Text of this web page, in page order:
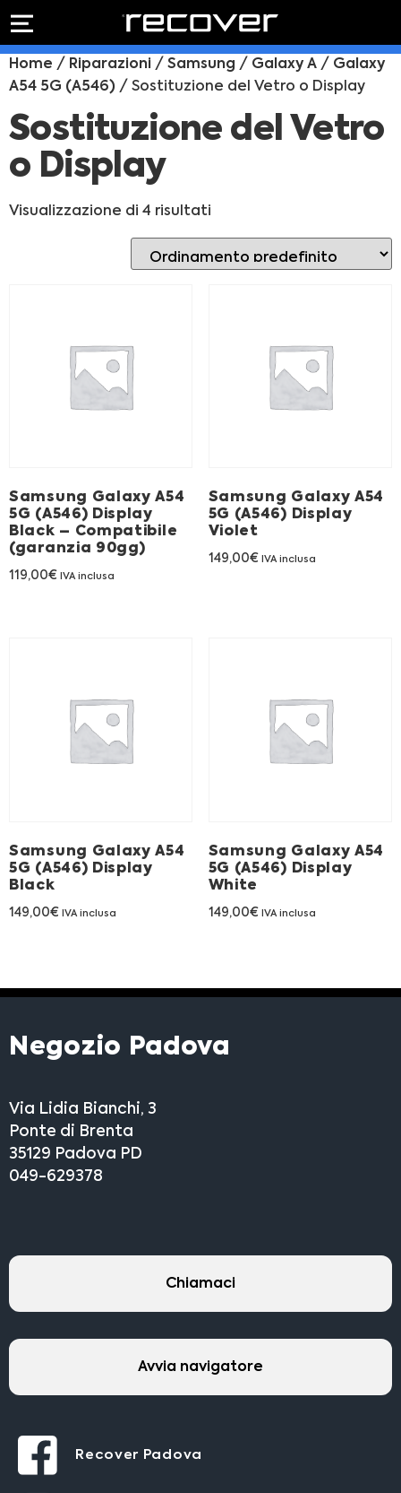
Preventivo online
PREVENTIVO RIPARAZIONE
ACQUISTA IPHONE
RIVENDITORI B2B
Contatti
PREVENTIVO
Preventivo
RIPARAZIONE
IPHONE
Riparazione
schermo
Home / Riparazioni / Samsung / Galaxy A / Galaxy
A54 5G (A546) / Sostituzione del Vetro o Display
Sostituzione del Vetro
o Display
Visualizzazione di 4 risultati
Samsung Galaxy A54
5G (A546) Display
Black – Compatibile
(garanzia 90gg)
119,00€ IVA inclusa
Samsung Galaxy A54
5G (A546) Display
Violet
149,00€ IVA inclusa
Samsung Galaxy A54
5G (A546) Display
Black
149,00€ IVA inclusa
Samsung Galaxy A54
5G (A546) Display
White
149,00€ IVA inclusa
Negozio Padova
Via Lidia Bianchi, 3
Ponte di Brenta
35129 Padova PD
049-629378
Chiamaci
Avvia navigatore
Recover Padova